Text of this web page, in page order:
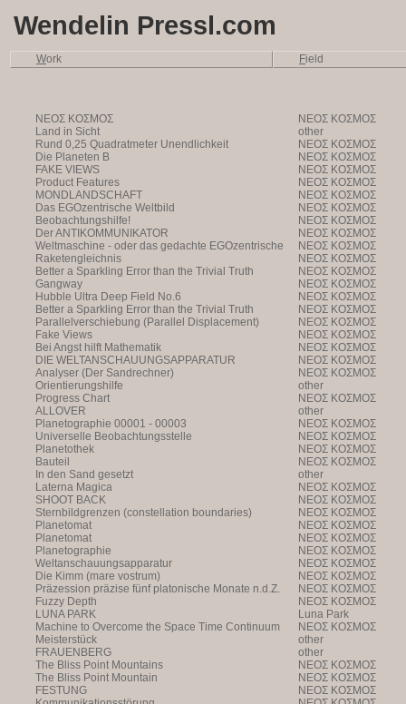
Wendelin Pressl.com
Work Field
NEOΣ KOΣMOΣ
NEOΣ KOΣMOΣ
Land in Sicht
other
Rund 0,25 Quadratmeter Unendlichkeit
NEOΣ KOΣMOΣ
Die Planeten B
NEOΣ KOΣMOΣ
FAKE VIEWS
NEOΣ KOΣMOΣ
Product Features
NEOΣ KOΣMOΣ
MONDLANDSCHAFT
NEOΣ KOΣMOΣ
Das EGOzentrische Weltbild
NEOΣ KOΣMOΣ
Beobachtungshilfe!
NEOΣ KOΣMOΣ
Der ANTIKOMMUNIKATOR
NEOΣ KOΣMOΣ
Weltmaschine - oder das gedachte EGOzentrische
Weltbild
NEOΣ KOΣMOΣ
Raketengleichnis
NEOΣ KOΣMOΣ
Better a Sparkling Error than the Trivial Truth
NEOΣ KOΣMOΣ
Gangway
NEOΣ KOΣMOΣ
Hubble Ultra Deep Field No.6
NEOΣ KOΣMOΣ
Better a Sparkling Error than the Trivial Truth
NEOΣ KOΣMOΣ
Parallelverschiebung (Parallel Displacement)
NEOΣ KOΣMOΣ
Fake Views
NEOΣ KOΣMOΣ
Bei Angst hilft Mathematik
NEOΣ KOΣMOΣ
DIE WELTANSCHAUUNGSAPPARATUR
NEOΣ KOΣMOΣ
Analyser (Der Sandrechner)
NEOΣ KOΣMOΣ
Orientierungshilfe
other
Progress Chart
NEOΣ KOΣMOΣ
ALLOVER
other
Planetographie 00001 - 00003
NEOΣ KOΣMOΣ
Universelle Beobachtungsstelle
NEOΣ KOΣMOΣ
Planetothek
NEOΣ KOΣMOΣ
Bauteil
NEOΣ KOΣMOΣ
In den Sand gesetzt
other
Laterna Magica
NEOΣ KOΣMOΣ
SHOOT BACK
NEOΣ KOΣMOΣ
Sternbildgrenzen (constellation boundaries)
NEOΣ KOΣMOΣ
Planetomat
NEOΣ KOΣMOΣ
Planetomat
NEOΣ KOΣMOΣ
Planetographie
NEOΣ KOΣMOΣ
Weltanschauungsapparatur
NEOΣ KOΣMOΣ
Die Kimm (mare vostrum)
NEOΣ KOΣMOΣ
Präzession präzise fünf platonische Monate n.d.Z.
NEOΣ KOΣMOΣ
Fuzzy Depth
NEOΣ KOΣMOΣ
LUNA PARK
Luna Park
Machine to Overcome the Space Time Continuum
NEOΣ KOΣMOΣ
Meisterstück
other
FRAUENBERG
other
The Bliss Point Mountains
NEOΣ KOΣMOΣ
The Bliss Point Mountain
NEOΣ KOΣMOΣ
FESTUNG
NEOΣ KOΣMOΣ